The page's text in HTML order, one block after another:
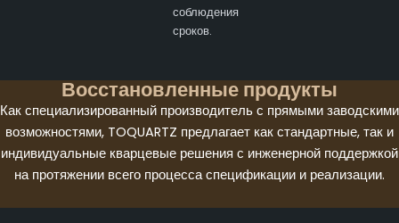
соблюдения
сроков.
Восстановленные продукты
Как специализированный производитель с прямыми заводскими
возможностями, TOQUARTZ предлагает как стандартные, так и
индивидуальные кварцевые решения с инженерной поддержкой
на протяжении всего процесса спецификации и реализации.